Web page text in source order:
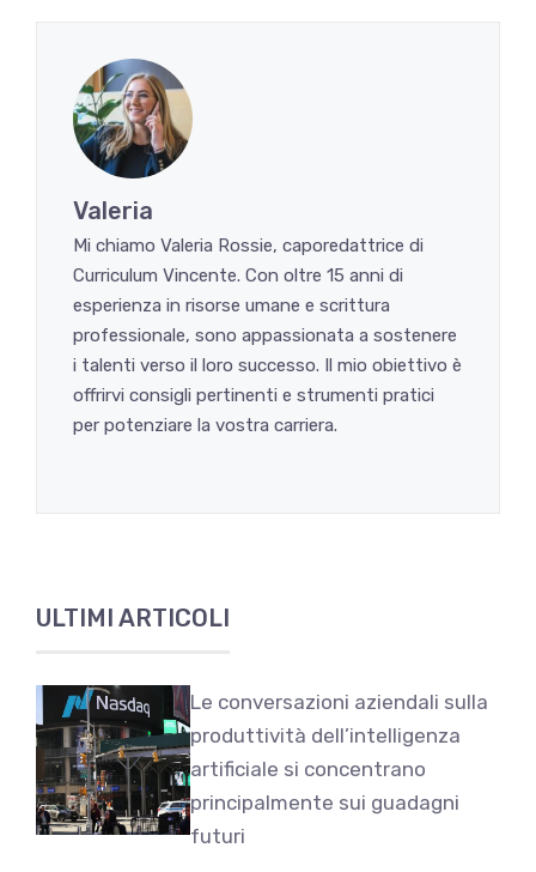
Valeria
Mi chiamo Valeria Rossie, caporedattrice di
Curriculum Vincente. Con oltre 15 anni di
esperienza in risorse umane e scrittura
professionale, sono appassionata a sostenere
i talenti verso il loro successo. Il mio obiettivo è
offrirvi consigli pertinenti e strumenti pratici
per potenziare la vostra carriera.
ULTIMI ARTICOLI
Le conversazioni aziendali sulla
produttività dell’intelligenza
artificiale si concentrano
principalmente sui guadagni
futuri